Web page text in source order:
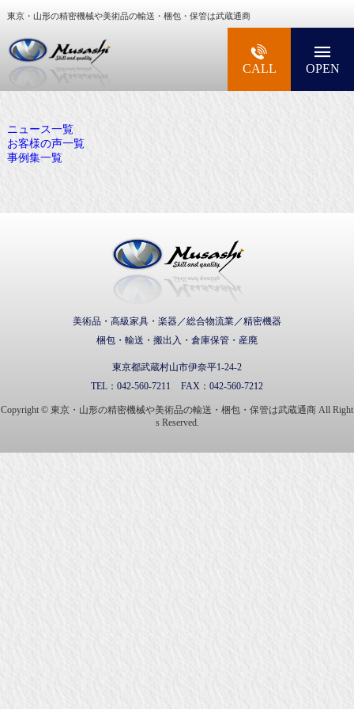
東京・山形の精密機械や美術品の輸送・梱包・保管は武蔵通商
大型精密機械・美術品・高級楽器の梱包・輸送
CALL OPEN
ニュース一覧
お客様の声一覧
事例集一覧
美術品・高級家具・楽器／総合物流業／精密機器
梱包・輸送・搬出入・倉庫保管・産廃
東京都武蔵村山市伊奈平1-24-2
TEL： 042-560-7211 FAX： 042-560-7212
Copyright © 東京・山形の精密機械や美術品の輸送・梱包・保管は武蔵通商 All Right
s Reserved.